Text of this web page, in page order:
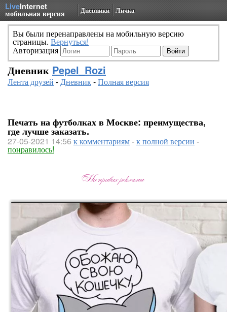
LiveInternet
мобильная версия Дневники Личка
Вы были перенаправлены на мобильную версию
страницы. Вернуться!
Авторизация
Дневник Pepel_Rozi
Лента друзей -Дневник-Полная версия
Печать на футболках в Москве: преимущества,
где лучше заказать.
27-05-2021 14:56 к комментариям-к полной версии -
понравилось!